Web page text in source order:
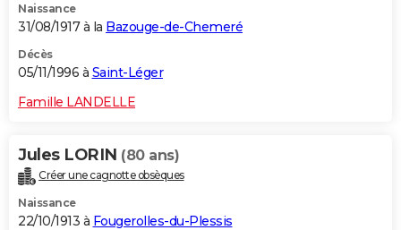
Naissance
31/08/1917 à la Bazouge-de-Chemeré
Décès
05/11/1996 à Saint-Léger
Famille LANDELLE
Jules LORIN (80 ans)
Créer une cagnotte obsèques
Naissance
22/10/1913 à Fougerolles-du-Plessis